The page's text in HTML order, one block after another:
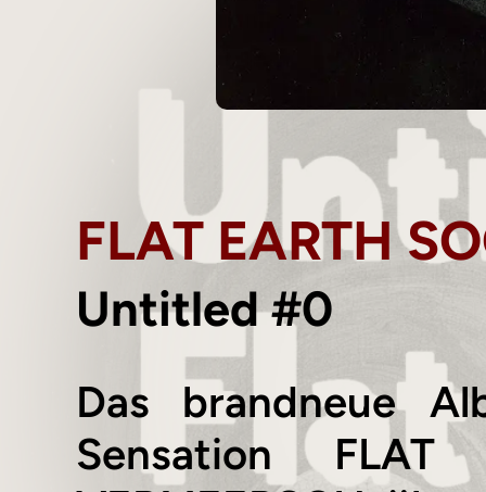
FLAT EARTH
Untitled #0
Das brandneue
Sensation FLAT